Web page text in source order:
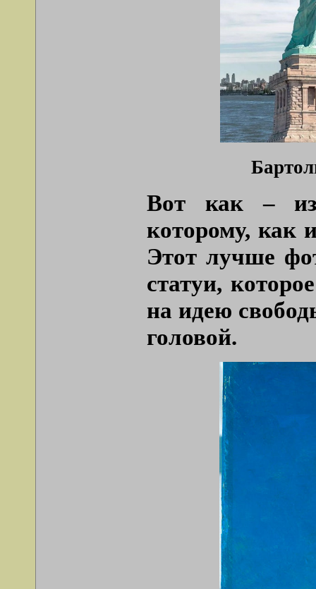
Вот как – из-
которому, как
Этот лучше
статуи,
на идею
головой.